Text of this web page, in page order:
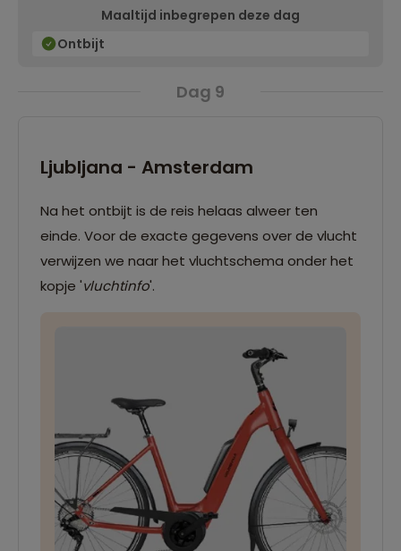
achter de rug hebt!
Maaltijd inbegrepen deze dag
Ontbijt
Dag 9
Ljubljana - Amsterdam
Na het ontbijt is de reis helaas alweer ten
einde. Voor de exacte gegevens over de vlucht
verwijzen we naar het vluchtschema onder het
kopje 'vluchtinfo'.